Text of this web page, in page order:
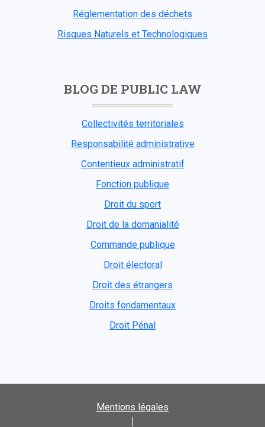
Réglementation des déchets
Risques Naturels et Technologiques
BLOG DE PUBLIC LAW
Collectivités territoriales
Responsabilité administrative
Contentieux administratif
Fonction publique
Droit du sport
Droit de la domanialité
Commande publique
Droit électoral
Droit des étrangers
Droits fondamentaux
Droit Pénal
Mentions légales
|